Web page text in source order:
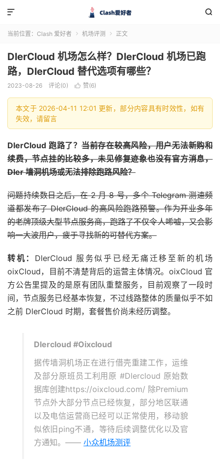


当前位置： Clash 爱好者  机场评测  正文
DlerCloud 机场怎么样？DlerCloud 机场已跑
路，DlerCloud 替代选项有哪些？
2023-08-26 评论(0)  赞(6)
本文于 2026-04-11 12:01 更新，部分内容具有时效性，如有
失效，请留言
DlerCloud 跑路了？当前存在较高风险，用户无法新购和
续费，节点挂的比较多，未见修复迹象也没有官方消息，
Dler 墙洞机场或无法排除跑路风险？
问题持续数日之后，在 2 月 8 号，多个 Telegram 测速频
道都发布了 DlerCloud 的高风险跑路预警。作为开业多年
的老牌顶级大型节点服务商，跑路了不仅令人唏嘘，又会影
响一大波用户，疲于寻找新的可替代方案。
转机： DlerCloud 服务似乎已经无痛迁移至新的机场
oixCloud，目前不清楚背后的运营主体情况。oixCloud 官
方公告里提及的是原有团队重整服务，目前观察了一段时
间，节点服务已经基本恢复，不过线路整体的质量似乎不如
之前 DlerCloud 时期，套餐售价尚未经历调整。
Dlercloud #Oixcloud
据传墙洞机场正在进行借壳重建工作，运维
及部分原班员工利用原 #Dlercloud 原始数
据库创建https://oixcloud.com/ 除Premium
节点外大部分节点已经恢复，部分地区联通
以及电信运营商已经可以正常使用，移动貌
似依旧ping不通，等待后续调整优化以及官
方通知。—— 小众机场测评